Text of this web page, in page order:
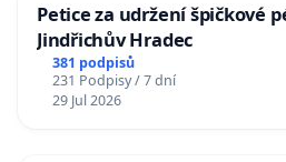
Petice za udržení špičkové
Jindřichův Hradec
381 podpisů
231 Podpisy / 7 dní
29 Jul 2026